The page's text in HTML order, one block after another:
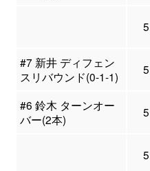
#7 新井 ディフェン
スリバウンド(0-1-1)
#6 鈴木 ターンオー
バー(2本)